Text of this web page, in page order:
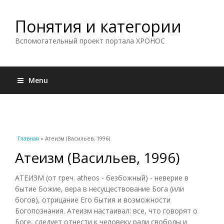
Понятия и категории
Вспомогательный проект портала ХРОНОС
Menu
Вы здесь
Главная » Атеизм (Васильев, 1996)
Атеизм (Васильев, 1996)
АТЕИЗМ (от греч. atheos - безбожный) - неверие в
бытие Божие, вера в несуществование Бога (или
богов), отрицание Его бытия и возможности
Богопознания. Атеизм настаивал: все, что говорят о
Боге, следует отнести к человеку ради свободы и